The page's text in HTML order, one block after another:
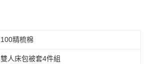
100精梳棉
雙人床包被套4件組